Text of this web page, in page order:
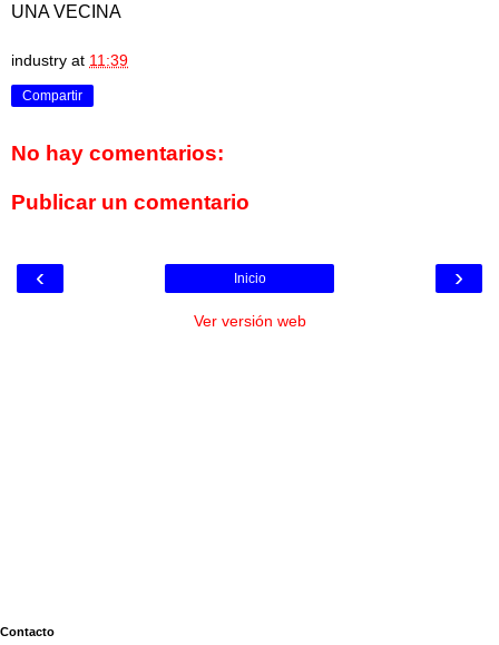
UNA VECINA
industry at 11:39
Compartir
No hay comentarios:
Publicar un comentario
‹ ›
Inicio
Ver versión web
Contacto